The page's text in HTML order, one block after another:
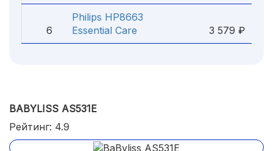
6
Philips HP8663
Essential Care
3 579 ₽
BABYLISS AS531E
Рейтинг: 4.9